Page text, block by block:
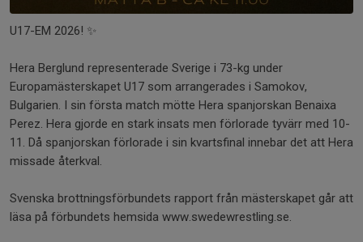
U17-EM 2026! ✨
Hera Berglund representerade Sverige i 73-kg under
Europamästerskapet U17 som arrangerades i Samokov,
Bulgarien. I sin första match mötte Hera spanjorskan Benaixa
Perez. Hera gjorde en stark insats men förlorade tyvärr med 10-
11. Då spanjorskan förlorade i sin kvartsfinal innebar det att Hera
missade återkval.
Svenska brottningsförbundets rapport från mästerskapet går att
läsa på förbundets hemsida www.swedewrestling.se.